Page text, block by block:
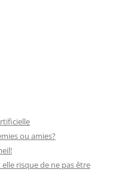
ou amies?
risque de ne pas être